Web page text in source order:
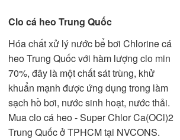
Clo cá heo Trung Quốc
Hóa chất xử lý nước bể bơi Chlorine cá
heo Trung Quốc với hàm lượng clo min
70%, đây là một chất sát trùng, khử
khuẩn mạnh được ứng dụng trong làm
sạch hồ bơi, nước sinh hoạt, nước thải.
Mua clo cá heo - Super Chlor Ca(OCl)2
Trung Quốc ở TPHCM tại NVCONS.